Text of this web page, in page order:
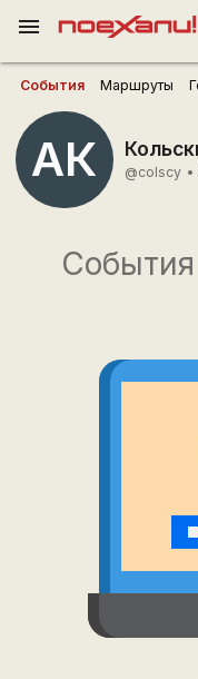
menu
События Маршруты
АК @colscy •